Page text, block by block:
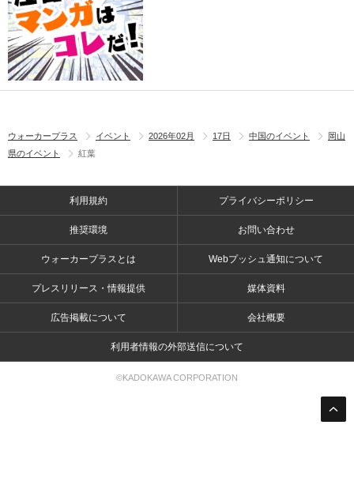
ウォーカープラス イベント 2026年02月 17日 中国のイベント
岡山
県のイベント
紅葉
利用規約 プライバシーポリシー
推奨環境 お問い合わせ
ウォーカープラスとは Webプッシュ通知について
プレスリリース・情報提供 媒体資料
広告掲載について 会社概要
利用者情報の外部送信について
©KADOKAWA CORPORATION